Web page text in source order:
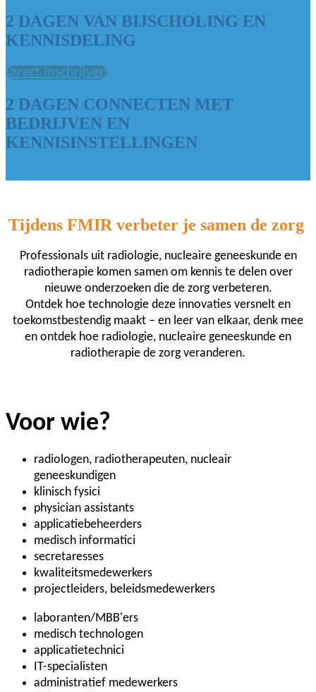
2 DAGEN VAN BIJSCHOLING EN
KENNISDELING
Direct inschrijven
2 DAGEN CONNECTEN MET
BEDRIJVEN EN
KENNISINSTELLINGEN
Tijdens FMIR verbeter je samen de zorg
Professionals uit radiologie, nucleaire geneeskunde en
radiotherapie komen samen om kennis te delen over
nieuwe onderzoeken die de zorg verbeteren.
Ontdek hoe technologie deze innovaties versnelt en
toekomstbestendig maakt – en leer van elkaar, denk mee
en ontdek hoe radiologie, nucleaire geneeskunde en
radiotherapie de zorg veranderen.
Voor wie?
radiologen, radiotherapeuten, nucleair
geneeskundigen
klinisch fysici
physician assistants
applicatiebeheerders
medisch informatici
secretaresses
kwaliteitsmedewerkers
projectleiders, beleidsmedewerkers
laboranten/MBB'ers
medisch technologen
applicatietechnici
IT-specialisten
administratief medewerkers